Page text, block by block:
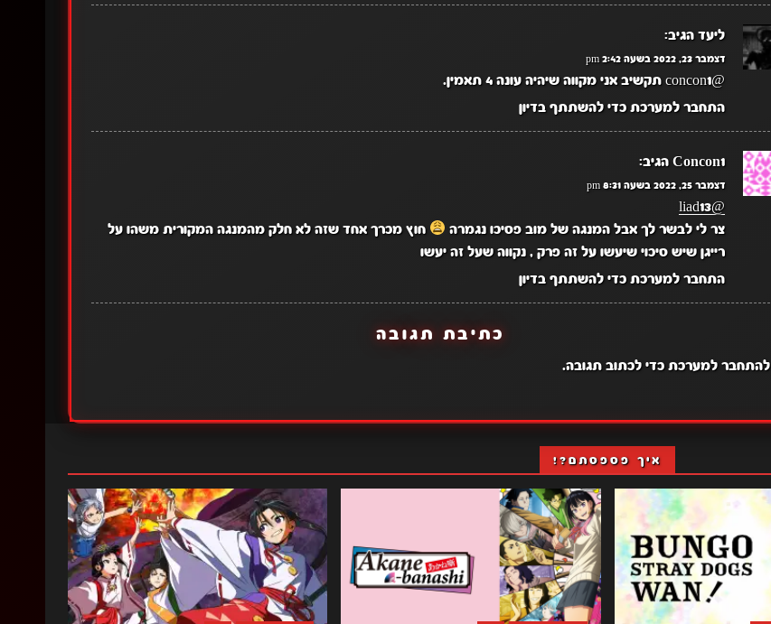
ליעד הגיב:
דצמבר 23, 2022 בשעה 2:42 pm
@concon1 תקשיב אני מקווה שיהיה עונה 4 תאמין.
התחבר למערכת כדי להשתתף בדיון
Concon1 הגיב:
דצמבר 25, 2022 בשעה 8:31 pm
@liad13
צר לי לבשר לך אבל המנגה של מוב פסיכו נגמרה
חוץ מכרך אחד שזה לא חלק מהמנגה המקורית משהו על
רייגן שיש סיכוי שיעשו על זה פרק , נקווה שעל זה יעשו
התחבר למערכת כדי להשתתף בדיון
כתיבת תגובה
להתחבר למערכתכדי לכתוב תגובה.
איך פספסתם?!